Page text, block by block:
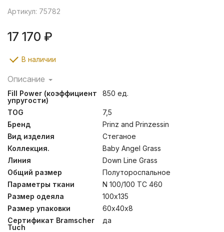
Артикул: 75782
17 170 ₽
В наличии
Описание
Необыкновенная легкость и воздушность изделий
обусловлена комбинацией тончайшего хлопкового
батиста (Fine batiste) высокой плотности и отборного
гусиного пуха. Одеяла этой коллекции изготовлены
нестандартным для подобной пуховой продукции
образом: они простеганы эргономичной стежкой
“КОКОН”. Она повторяет контуры тела и способствует
равномерному прилеганию одеяла. Рекомендованы
для использования в весенне-осенний период, а
также в помещениях с постоянной комфортной
температурой. Подушки созданы из натуральных
материалов безупречного качества. Ткань чехлов –
100% египетский хлопок, а наполнитель – 100%
гусиный пух категории «Экстра». Подушка аккуратно
поддерживает шею малыша в правильном положении
благодаря равномерному распределению
наполнителя. Стирка при температуре до 30°С.
Fill Power (коэффициент
упругости)
850 ед.
TOG
7,5
Бренд
Prinz and Prinzessin
Вид изделия
Стеганое
Коллекция.
Baby Angel Grass
Линия
Down Line Grass
Общий размер
Полутороспальное
Параметры ткани
N 100/100 TC 460
Размер одеяла
100х135
Размер упаковки
60х40х8
Сертификат Bramscher
Tuch
да